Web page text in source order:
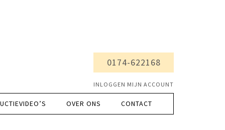
0174-622168
INLOGGEN MIJN ACCOUNT
OVER ONS CONTACT